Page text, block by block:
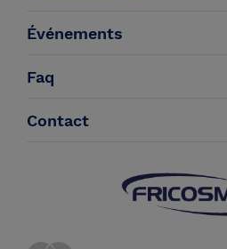
Événements
Faq
Contact